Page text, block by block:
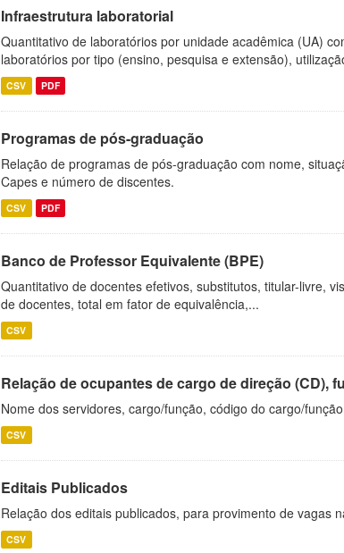
Infraestrutura laboratorial
Quantitativo de laboratórios por unidade acadêmica (UA)
laboratórios por tipo (ensino, pesquisa e extensão),
CSV PDF
Programas de pós-graduação
Relação de programas de pós-graduação com nome,
Capes e número de discentes.
CSV PDF
Banco de Professor Equivalente (BPE)
Quantitativo de docentes efetivos, substitutos, titular-livre,
de docentes, total em fator de equivalência,...
CSV
Relação de ocupantes de cargo de direção (CD),
Nome dos servidores, cargo/função, código do cargo/
CSV
Editais Publicados
Relação dos editais publicados, para provimento de vagas
CSV